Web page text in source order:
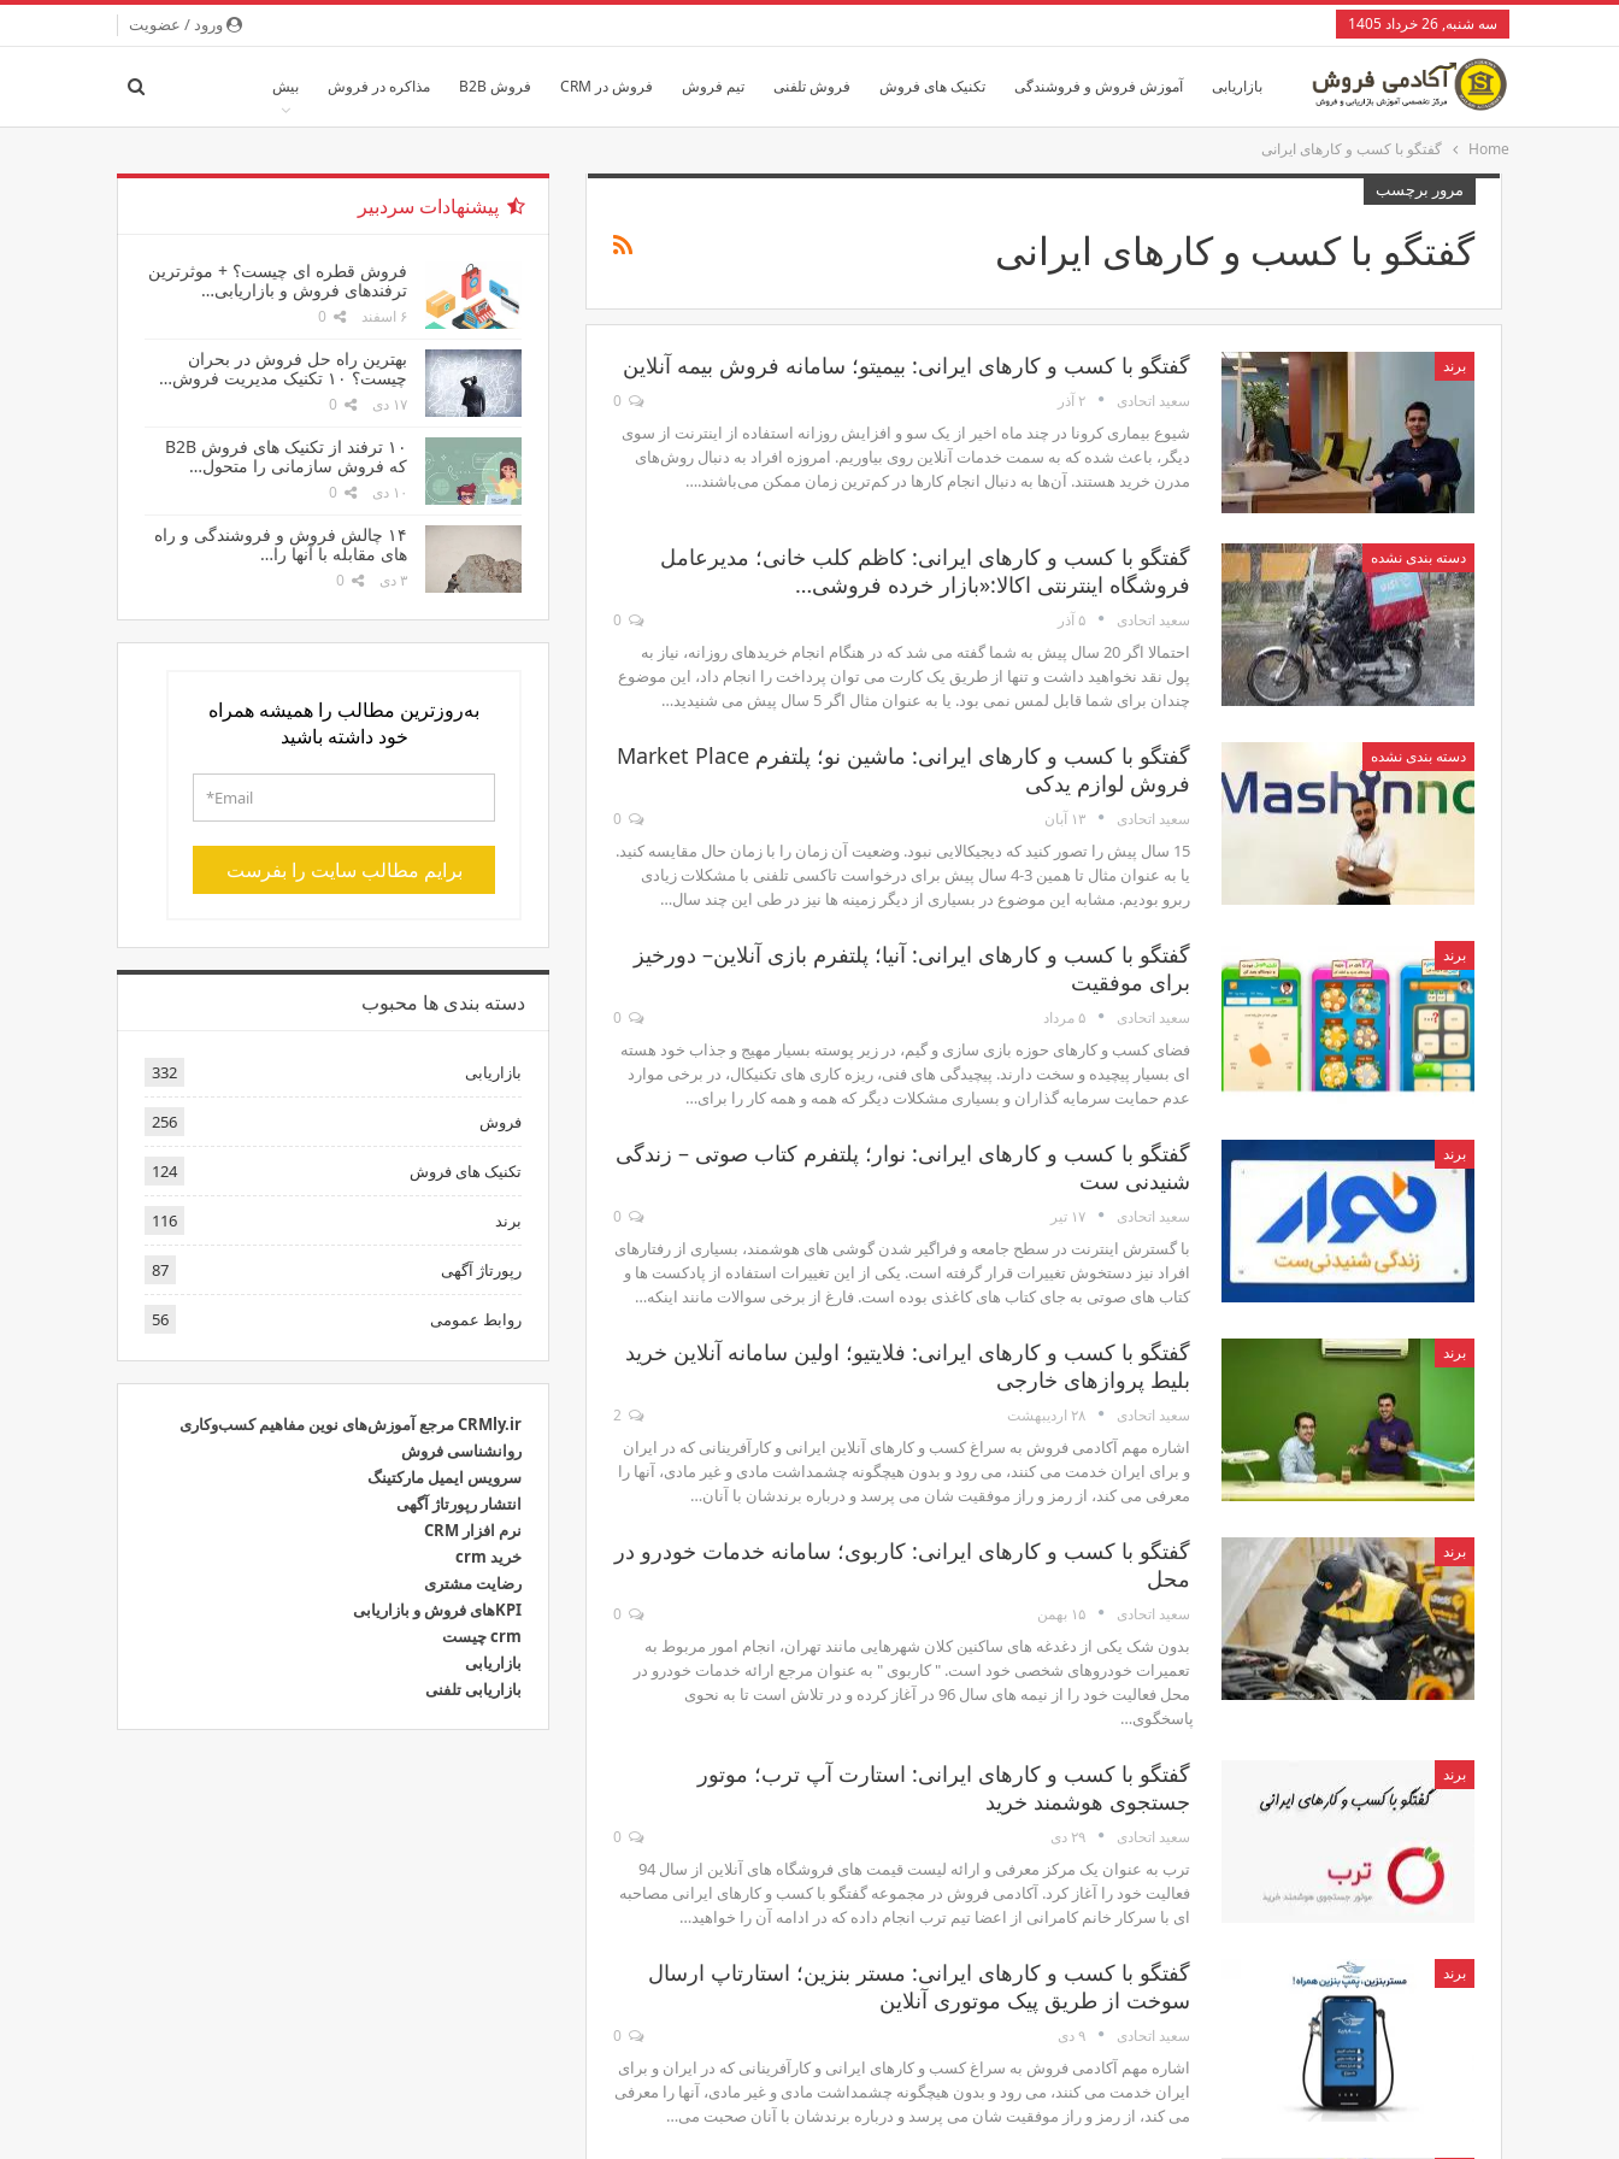
ورود / عضویت سه شنبه, 26 خرداد 1405
بازاریابی آموزش فروش و فروشندگی تکنیک های فروش فروش تلفنی تیم فروش فروش در CRM فروش B2B مذاکره در فروش بیش
Home گفتگو با کسب و کارهای ایرانی
مرور برچسب
گفتگو با کسب و کارهای ایرانی
برند گفتگو با کسب ­و کارهای ایرانی: بیمیتو؛ سامانه فروش بیمه آنلاین
سعید اتحادی ۲ آذر
شیوع بیماری کرونا در چند ماه اخیر از یک سو و افزایش روزانه استفاده از اینترنت از سوی
دیگر، باعث شده که به سمت خدمات آنلاین روی بیاوریم. امروزه افراد به دنبال روش‌های
مدرن خرید هستند. آن‌ها به دنبال انجام کارها در کم‌ترین زمان ممکن می‌باشند.…
دسته بندی نشده
گفتگو با کسب و کارهای ایرانی: کاظم کلب خانی؛ مدیرعامل
فروشگاه اینترنتی اکالا:«بازار خرده فروشی…
سعید اتحادی ۵ آذر
احتمالا اگر 20 سال پیش به شما گفته می شد که در هنگام انجام خریدهای روزانه، نیاز به
پول نقد نخواهید داشت و تنها از طریق یک کارت می توان پرداخت را انجام داد، این موضوع
چندان برای شما قابل لمس نمی بود. یا به عنوان مثال اگر 5 سال پیش می شنیدید…
دسته بندی نشده
گفتگو با کسب و کارهای ایرانی: ماشین نو؛ پلتفرم Market Place
فروش لوازم یدکی
سعید اتحادی ۱۳ آبان
15 سال پیش را تصور کنید که دیجیکالایی نبود. وضعیت آن زمان را با زمان حال مقایسه کنید.
یا به عنوان مثال تا همین 3-4 سال پیش برای درخواست تاکسی تلفنی با مشکلات زیادی
ربرو بودیم. مشابه این موضوع در بسیاری از دیگر زمینه ها نیز در طی این چند سال…
برند
گفتگو با کسب و کارهای ایرانی: آنیا؛ پلتفرم بازی آنلاین– دورخیز
برای موفقیت
سعید اتحادی ۵ مرداد
فضای کسب ­و ­کارهای حوزه بازی­ سازی و گیم، در زیر پوسته بسیار مهیج و جذاب خود هسته
­ای بسیار پیچیده و سخت دارند. پیچیدگی­ های فنی، ریزه­ کاری­ های تکنیکال، در برخی موارد
عدم حمایت سرمایه ­گذاران و بسیاری مشکلات دیگر که همه و همه کار را برای…
برند
گفتگو با کسب و کارهای ایرانی: نوار؛ پلتفرم کتاب صوتی – زندگی
شنیدنی ست
سعید اتحادی ۱۷ تیر
با گسترش اینترنت در سطح جامعه و فراگیر شدن گوشی های هوشمند، بسیاری از رفتارهای
افراد نیز دستخوش تغییرات قرار گرفته است. یکی از این تغییرات استفاده از پادکست ها و
کتاب های صوتی به جای کتاب های کاغذی بوده است. فارغ از برخی سوالات مانند اینکه…
برند
گفتگو با کسب و کارهای ایرانی: فلایتیو؛ اولین سامانه آنلاین خرید
بلیط پروازهای خارجی
سعید اتحادی ۲۸ اردیبهشت
اشاره مهم آکادمی فروش به سراغ کسب و کارهای آنلاین ایرانی و کارآفرینانی که در ایران
و برای ایران خدمت می کنند، می رود و بدون هیچگونه چشمداشت مادی و غیر مادی، آنها را
معرفی می کند، از رمز و راز موفقیت شان می پرسد و درباره برندشان با آنان…
برند
گفتگو با کسب و کارهای ایرانی: کاربوی؛ سامانه خدمات خودرو در
محل
سعید اتحادی ۱۵ بهمن
بدون شک یکی از دغدغه های ساکنین کلان شهرهایی مانند تهران، انجام امور مربوط به
تعمیرات خودروهای شخصی خود است. " کاربوی " به عنوان مرجع ارائه خدمات خودرو در
محل فعالیت خود را از نیمه های سال 96 در آغاز کرده و در تلاش است تا به نحوی
پاسخگوی…
برند
گفتگو با کسب و کارهای ایرانی: استارت آپ ترب؛ موتور
جستجوی هوشمند خرید
سعید اتحادی ۲۹ دی
ترب به عنوان یک مرکز معرفی و ارائه لیست قیمت های فروشگاه های آنلاین از سال 94
فعالیت خود را آغاز کرد. آکادمی فروش در مجموعه گفتگو با کسب و کارهای ایرانی مصاحبه
ای با سرکار خانم کامرانی از اعضا تیم ترب انجام داده که در ادامه آن را خواهید…
برند
گفتگو با کسب و کارهای ایرانی: مستر بنزین؛ استارتاپ ارسال
سوخت از طریق پیک موتوری آنلاین
سعید اتحادی ۹ دی
اشاره مهم آکادمی فروش به سراغ کسب و کارهای ایرانی و کارآفرینانی که در ایران و برای
ایران خدمت می کنند، می رود و بدون هیچگونه چشمداشت مادی و غیر مادی، آنها را معرفی
می کند، از رمز و راز موفقیت شان می پرسد و درباره برندشان با آنان صحبت می…
پیشنهادات سردبیر
فروش قطره ای چیست؟ + موثرترین
ترفندهای فروش و بازاریابی…
۶ اسفند
بهترین راه حل فروش در بحران
چیست؟ ۱۰ تکنیک مدیریت فروش…
۱۷ دی
۱۰ ترفند از تکنیک های فروش B2B
که فروش سازمانی را متحول…
۱۰ دی
۱۴ چالش فروش و فروشندگی و راه
های مقابله با آنها را…
۳ دی
به‌روزترین مطالب را همیشه همراه
خود داشته باشید
برایم مطالب سایت را بفرست
دسته بندی ها محبوب
بازاریابی 332
فروش 256
تکنیک های فروش 124
برند 116
رپورتاژ آگهی 87
روابط عمومی 56
CRMly.ir مرجع آموزش‌های نوین مفاهیم کسب‌وکاری
روانشناسی فروش
سرویس ایمیل مارکتینگ
انتشار رپورتاژ آگهی
نرم افزار CRM
خرید crm
رضایت مشتری
KPIهای فروش و بازاریابی
crm چیست
بازاریابی
بازاریابی تلفنی